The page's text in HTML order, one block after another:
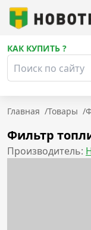
КАК КУПИТЬ ?
Главная /Товары /
Фильтр
Производитель: